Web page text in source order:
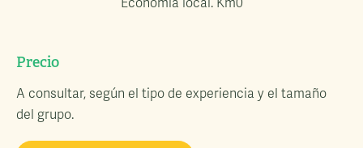
Economía local. Km0
Precio
A consultar, según el tipo de experiencia y el tamaño
del grupo.